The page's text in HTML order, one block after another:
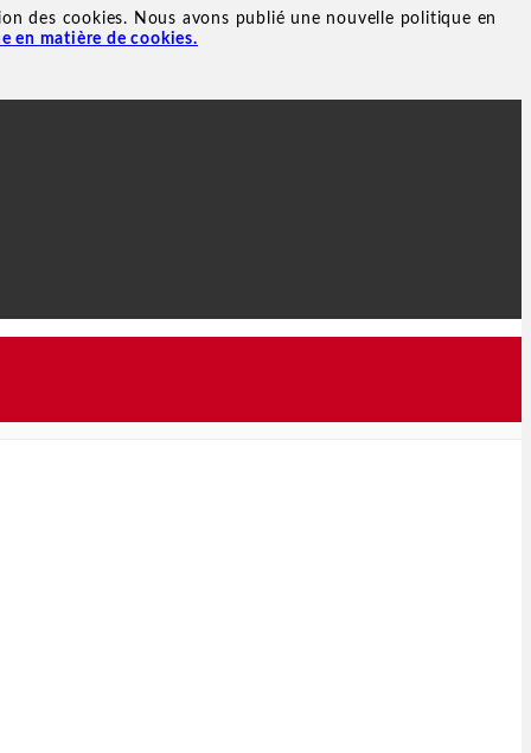
des cookies. Nous avons publié une nouvelle politique en
en matière de cookies.